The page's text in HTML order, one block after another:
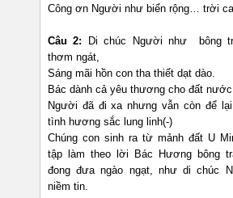
Công ơn Người như biển rộng… trời ca
Câu 2: Di chúc Người như bông
thơm ngát,
Sáng mãi hồn con tha thiết dạt dào.
Bác dành cả yêu thương cho đất nước
Người đã đi xa nhưng vẫn còn để
tình hương sắc lung linh(-)
Chúng con sinh ra từ mảnh đất U
tập làm theo lời Bác Hương bông
đong đưa ngào ngạt, như di chúc
niềm tin.